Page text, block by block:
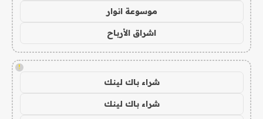
موسوعة انوار
اشراق الأرباح
!
شراء باك لينك
شراء باك لينك